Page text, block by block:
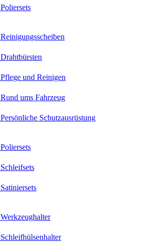
Poliersets
Reinigungsscheiben
Drahtbürsten
Pflege und Reinigen
Rund ums Fahrzeug
Persönliche Schutzausrüstung
Poliersets
Schleifsets
Satiniersets
Werkzeughalter
Schleifhülsenhalter